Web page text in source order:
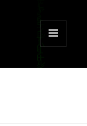
MENÜ
WIDGETS